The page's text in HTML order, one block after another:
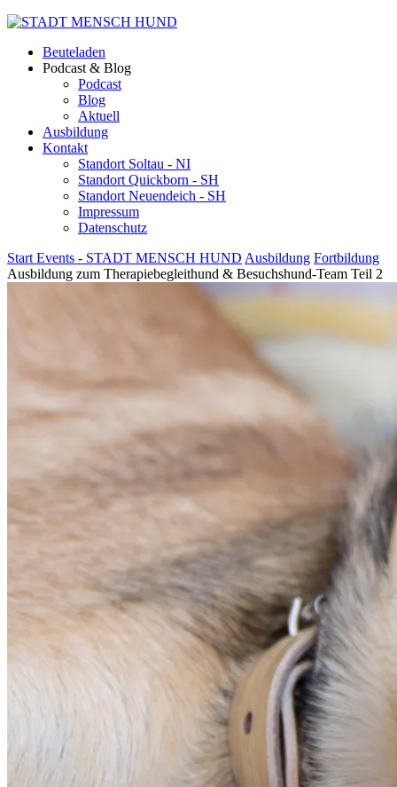
Beuteladen
Podcast & Blog
Podcast
Blog
Aktuell
Ausbildung
Kontakt
Standort Soltau - NI
Standort Quickborn - SH
Standort Neuendeich - SH
Impressum
Datenschutz
Start Events - STADT MENSCH HUND Ausbildung Fortbildung
Ausbildung zum Therapiebegleithund & Besuchshund-Team Teil 2